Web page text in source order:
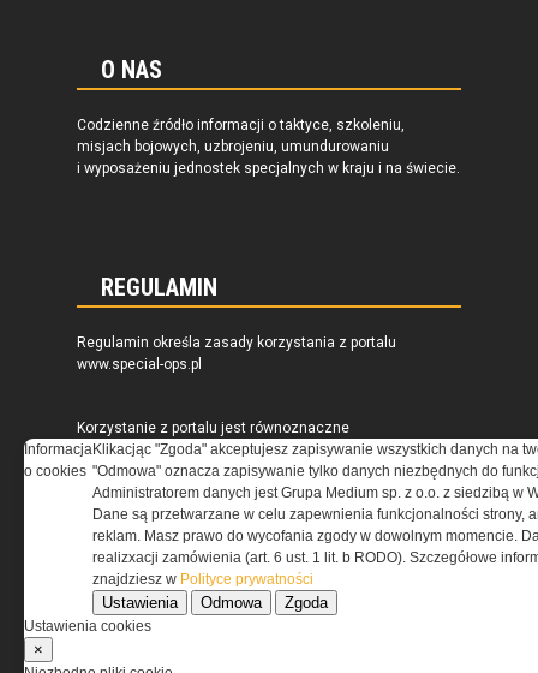
O NAS
Codzienne źródło informacji o taktyce, szkoleniu,
misjach bojowych, uzbrojeniu, umundurowaniu
i wyposażeniu jednostek specjalnych w kraju i na świecie.
REGULAMIN
Regulamin określa zasady korzystania z portalu
www.special-ops.pl
Korzystanie z portalu jest równoznaczne
z zaakceptowaniem warunków ustanowionych
przez Grupa MEDIUM Spółka z ograniczoną
odpowiedzialnością Spółka komandytowa, nr KRS:
0000537655, NIP 1132860378, REGON 146393437
(zwana dalej Grupa MEDIUM) w postaci Regulaminu.
Przeczytaj regulamin
Informacja
o cookies
Klikacjąc "Zgoda" akceptujesz zapisywanie wszystkich danych na
"Odmowa" oznacza zapisywanie tylko danych niezbędnych do
Administratorem danych jest Grupa Medium sp. z o.o. z siedzibą w
Dane są przetwarzane w celu zapewnienia funkcjonalności strony,
reklam. Masz prawo do wycofania zgody w dowolnym momencie.
realizxacji zamówienia (art. 6 ust. 1 lit. b RODO). Szczegółowe
znajdziesz w Polityce prywatności
Ustawienia Odmowa Zgoda
Ustawienia cookies
×